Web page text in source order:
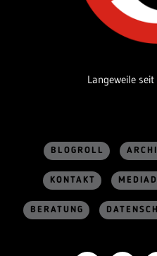
Langeweile seit
BLOGROLL
KONTAKT
BERATUNG